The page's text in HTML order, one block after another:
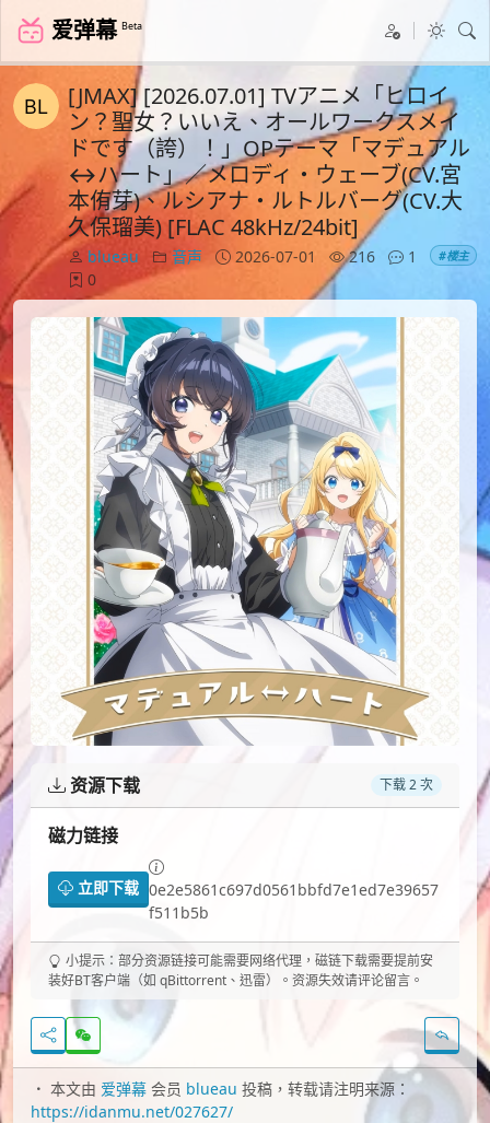
爱弹幕 Beta
[JMAX] [2026.07.01] TVアニメ「ヒロイ
ン？聖女？いいえ、オールワークスメイ
ドです（誇）！」OPテーマ「マデュアル
↔ハート」／メロディ・ウェーブ(CV.宮
本侑芽)、ルシアナ・ルトルバーグ(CV.大
久保瑠美) [FLAC 48kHz/24bit]
blueau 音声 2026-07-01 216
1
0
#楼主
资源下载 下载 2 次
磁力链接
立即下载 0e2e5861c697d0561bbfd7e1ed7e39657
f511b5b
小提示：部分资源链接可能需要网络代理，磁链下载需要提前安
装好BT客户端（如 qBittorrent、迅雷）。资源失效请评论留言。
本文由 爱弹幕 会员 blueau 投稿，转载请注明来源：
https://idanmu.net/027627/